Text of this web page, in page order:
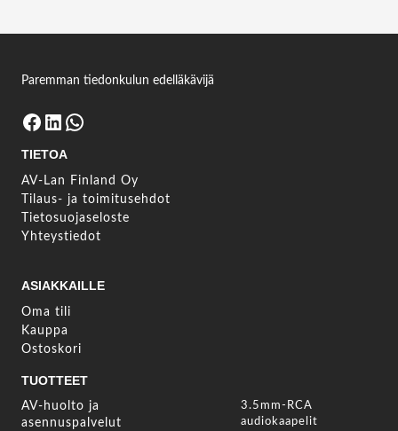
Kirjaudu sisään
Paremman tiedonkulun edelläkävijä
Facebook LinkedIn WhatsApp
TIETOA
AV-Lan Finland Oy
Tilaus- ja toimitusehdot
Tietosuojaseloste
Yhteystiedot
ASIAKKAILLE
Oma tili
Kauppa
Ostoskori
TUOTTEET
AV-huolto ja
asennuspalvelut
3.5mm-RCA
audiokaapelit